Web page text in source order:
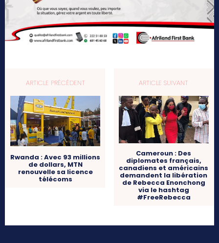
ARTICLE PRÉCÉDENT
Rwanda : Avec 93 millions
de dollars, MTN
renouvelle sa licence
télécoms
ARTICLE SUIVANT
Cameroun : Des
diplomates français,
canadiens et américains
demandent la libération
de Rebecca Enonchong
via le hashtag
#FreeRebecca